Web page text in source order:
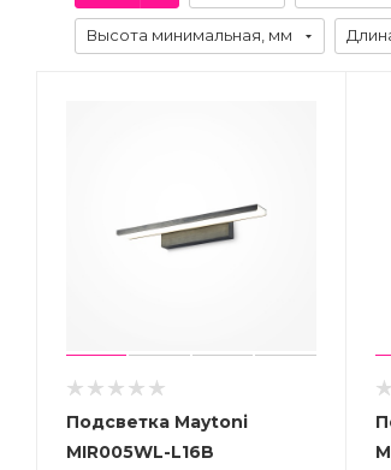
Высота минимальная, мм
Подсветка Maytoni
MIR005WL-L16B